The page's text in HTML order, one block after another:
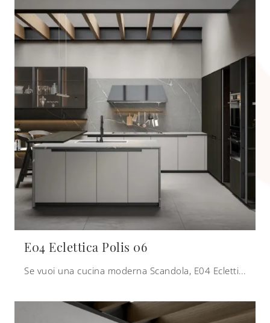
E04 Eclettica Polis 06
Se vuoi una cucina moderna Scandola, E04 Eclettica Polis 06 in laccato opaco ti aspetta nel nostro negozio di Cucine Moderne con penisola.